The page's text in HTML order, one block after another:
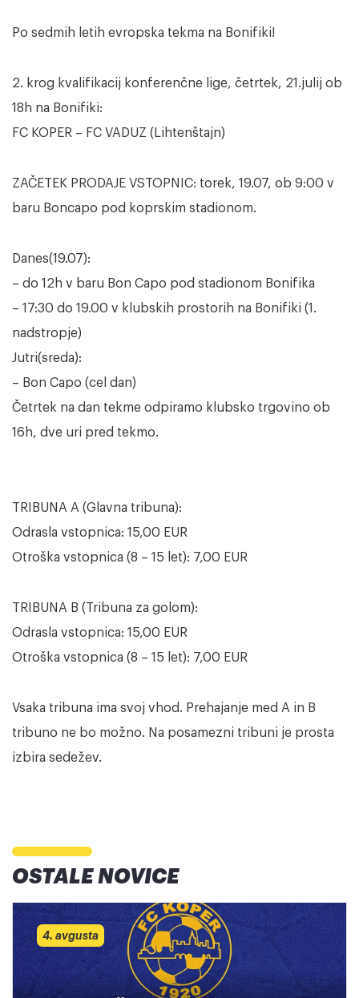
Po sedmih letih evropska tekma na Bonifiki!
2. krog kvalifikacij konferenčne lige, četrtek, 21.julij ob
18h na Bonifiki:
FC KOPER – FC VADUZ (Lihtenštajn)
ZAČETEK PRODAJE VSTOPNIC: torek, 19.07, ob 9:00 v
baru Boncapo pod koprskim stadionom.
Danes(19.07):
– do 12h v baru Bon Capo pod stadionom Bonifika
– 17:30 do 19.00 v klubskih prostorih na Bonifiki (1.
nadstropje)
Jutri(sreda):
– Bon Capo (cel dan)
Četrtek na dan tekme odpiramo klubsko trgovino ob
16h, dve uri pred tekmo.
TRIBUNA A (Glavna tribuna):
Odrasla vstopnica: 15,00 EUR
Otroška vstopnica (8 – 15 let): 7,00 EUR
TRIBUNA B (Tribuna za golom):
Odrasla vstopnica: 15,00 EUR
Otroška vstopnica (8 – 15 let): 7,00 EUR
Vsaka tribuna ima svoj vhod. Prehajanje med A in B
tribuno ne bo možno. Na posamezni tribuni je prosta
izbira sedežev.
OSTALE NOVICE
4. avgusta